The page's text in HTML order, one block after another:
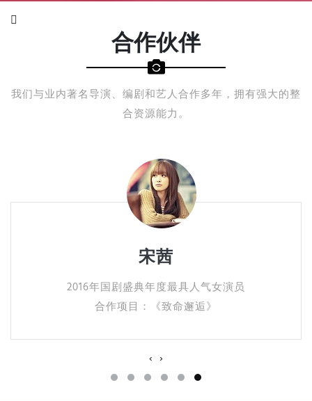
合作伙伴
我们与业内著名导演、编剧和艺人合作多年，拥有强大的整
合资源能力。
宋茜
2016年国剧盛典年度最具人气女演员
合作项目：《致命邂逅》
‹ ›